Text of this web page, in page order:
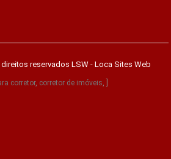
reservados LSW - Loca Sites Web
corretor, corretor de imóveis, ]